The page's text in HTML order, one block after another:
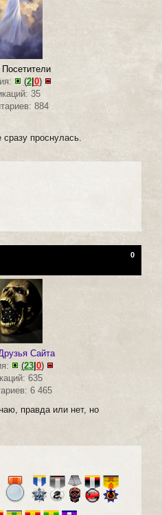
Посетители
(2| 0)
35
884
проснулась.
0
Сайта
(23|0)
635
6 465
правда или нет, но